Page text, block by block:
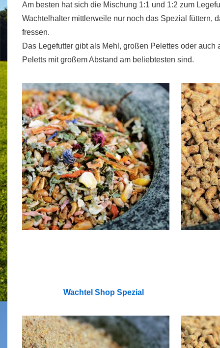
Am besten hat sich die Mischung 1:1 und 1:2 zum
Wachtelhalter mittlerweile nur noch das Spezial füttern,
fressen.
Das Legefutter gibt als Mehl, großen Pelettes oder
Peletts mit großem Abstand am beliebtesten sind.
Wachtel Shop Spezial